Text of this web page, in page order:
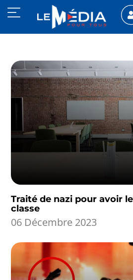
Traité de nazi pour avoir
classe
06 Décembre 2023